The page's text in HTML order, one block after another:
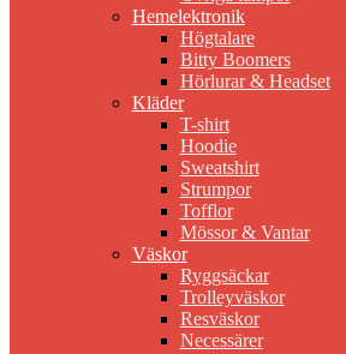
Hemelektronik
Högtalare
Bitty Boomers
Hörlurar & Headset
Kläder
T-shirt
Hoodie
Sweatshirt
Strumpor
Tofflor
Mössor & Vantar
Väskor
Ryggsäckar
Trolleyväskor
Resväskor
Necessärer